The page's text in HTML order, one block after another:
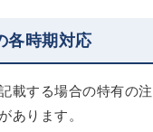
各時期対応
載する場合の特有の
あります。